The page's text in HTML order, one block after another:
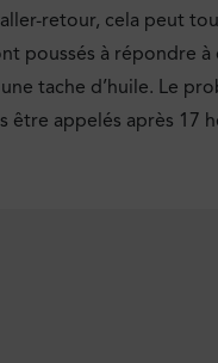
retour, cela peut
poussés à répondre
tache d’huile. Le
être appelés après 17